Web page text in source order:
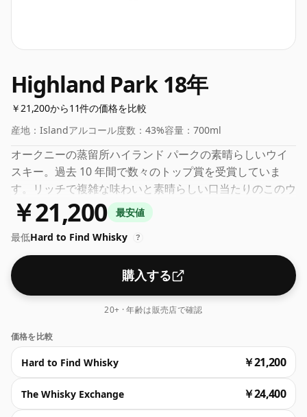
Highland Park 18年
￥21,200から11件の価格を比較
産地： Islandアルコール度数： 43%容量： 700ml
オークニーの蒸留所ハイランド パークの素晴らしいウイ
スキー。過去 10 年間で数々のトップ賞を受賞していま
す。リッチで複雑な味わいと素晴らしい口当たりのこのウ
イスキーは、愛好家にもカジュアルなウイスキー愛好家に
も愛されています。市場で最高の 18 年熟成スコッチ ウイ
スキーの 1 つで、生産量も非常に安定しています。ハイ
ランド パークの素晴らしい人々に敬意を表します。
￥21,200
最安値
最低Hard to Find Whisky ?
購入する
20+ · 年齢は販売店で確認
価格を比較
Hard to Find Whisky ￥21,200
The Whisky Exchange ￥24,400